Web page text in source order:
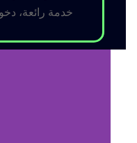
خدمة رائعة،